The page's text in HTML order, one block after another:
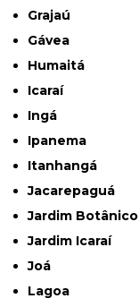
Grajaú
Gávea
Humaitá
Icaraí
Ingá
Ipanema
Itanhangá
Jacarepaguá
Jardim Botânico
Jardim Icaraí
Joá
Lagoa